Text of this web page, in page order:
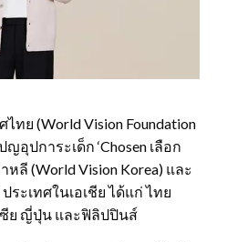
ย (World Vision Foundation
อุปการะเด็ก ‘Chosen เลือก
ลี (World Vision Korea) และ
ระเทศในเอเชีย ได้แก่ ไทย
ย ญี่ปุ่น และฟิลิปปินส์